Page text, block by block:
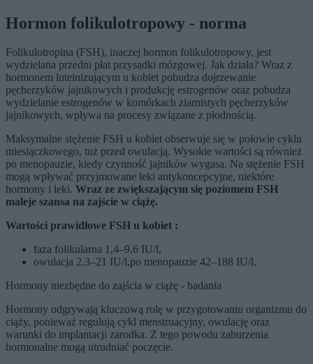
Hormon folikulotropowy - norma
Folikulotropina (FSH), inaczej hormon folikulotropowy, jest
wydzielana przedni płat przysadki mózgowej. Jak działa? Wraz z
hormonem luteinizującym u kobiet pobudza dojrzewanie
pęcherzyków jajnikowych i produkcję estrogenów oraz pobudza
wydzielanie estrogenów w komórkach ziarnistych pęcherzyków
jajnikowych, wpływa na procesy związane z płodnością.
Maksymalne stężenie FSH u kobiet obserwuje się w połowie cyklu
miesiączkowego, tuż przed owulacją. Wysokie wartości są również
po menopauzie, kiedy czynność jajników wygasa. Na stężenie FSH
mogą wpływać przyjmowane leki antykoncepcyjne, niektóre
hormony i leki. Wraz ze zwiększającym się poziomem FSH
maleje szansa na zajście w ciążę.
Wartości prawidłowe FSH u kobiet :
faza folikularna 1,4–9,6 IU/l,
owulacja 2,3–21 IU/l,po menopauzie 42–188 IU/l.
Hormony niezbędne do zajścia w ciążę - badania
Hormony odgrywają kluczową rolę w przygotowaniu organizmu do
ciąży, ponieważ regulują cykl menstruacyjny, owulację oraz
warunki do implantacji zarodka. Z tego powodu zaburzenia
hormonalne mogą utrudniać poczęcie.